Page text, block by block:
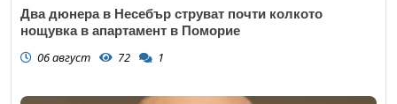
Два дюнера в Несебър струват почти колкото
нощувка в апартамент в Поморие
06 август 72 1